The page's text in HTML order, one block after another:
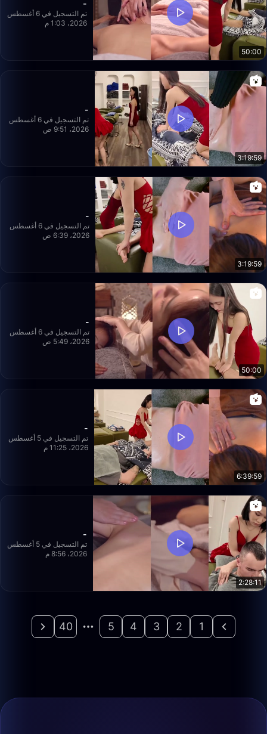
50:00
-
تم التسجيل في 6 أغسطس
2026، 1:03 م
3:19:59
-
تم التسجيل في 6 أغسطس
2026، 9:51 ص
3:19:59
-
تم التسجيل في 6 أغسطس
2026، 6:39 ص
50:00
-
تم التسجيل في 6 أغسطس
2026، 5:49 ص
6:39:59
-
تم التسجيل في 5 أغسطس
2026، 11:25 م
2:28:11
-
تم التسجيل في 5 أغسطس
2026، 8:56 م
1
2
3
4
5
40